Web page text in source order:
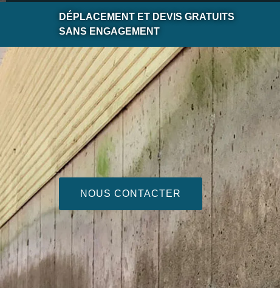
DÉPLACEMENT ET DEVIS GRATUITS
SANS ENGAGEMENT
NOUS CONTACTER